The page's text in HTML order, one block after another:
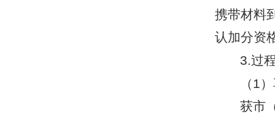
携带材料
认加分资
3.过
（1
获市